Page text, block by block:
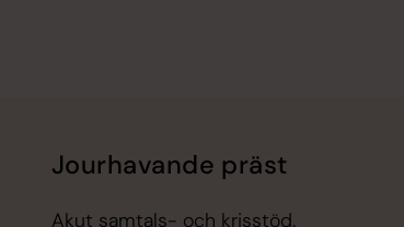
Jourhavande präst
Akut samtals- och krisstöd.